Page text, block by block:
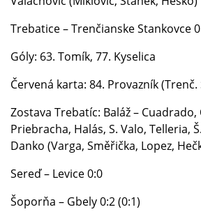
Trebatice – Trenčianske Stankovce
Góly: 63. Tomík, 77. Kyselica
Červená karta: 84. Provazník (Trenč.
Zostava Trebatíc: Baláž – Cuadrado,
Priebracha, Halás, S. Valo, Telleria,
Danko (Varga, Směřička, Lopez,
Sereď – Levice 0:0
Šoporňa – Gbely 0:2 (0:1)